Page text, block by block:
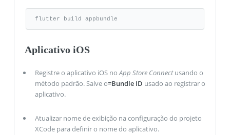
flutter build appbundle
Aplicativo iOS
Registre o aplicativo iOS no App Store Connectusando o
método padrão. Salve o=Bundle ID usado ao registrar o
aplicativo.
Atualizar nome de exibição na configuração do projeto
XCode para definir o nome do aplicativo.